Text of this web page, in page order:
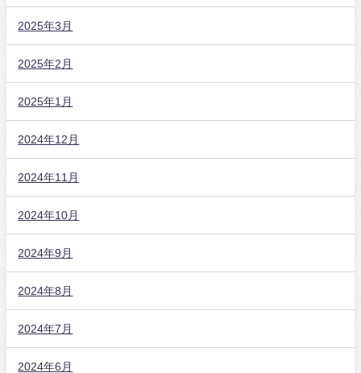
2025年3月
2025年2月
2025年1月
2024年12月
2024年11月
2024年10月
2024年9月
2024年8月
2024年7月
2024年6月